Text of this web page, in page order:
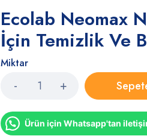
Ecolab Neomax
İçin Temizlik Ve
Miktar
Ürün için Whatsapp'tan